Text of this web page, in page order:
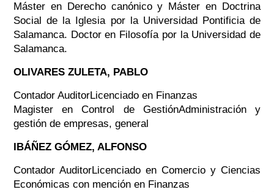
Máster en Derecho canónico y Máster en Doctrina
Social de la Iglesia por la Universidad Pontificia de
Salamanca. Doctor en Filosofía por la Universidad de
Salamanca.
OLIVARES ZULETA, PABLO
Contador AuditorLicenciado en Finanzas
Magister en Control de GestiónAdministración y
gestión de empresas, general
IBÁÑEZ GÓMEZ, ALFONSO
Contador AuditorLicenciado en Comercio y Ciencias
Económicas con mención en Finanzas